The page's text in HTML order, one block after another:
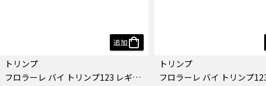
追加
トリンプ
フロラーレ バイ トリンプ123 レギュラーショーツ
トリンプ